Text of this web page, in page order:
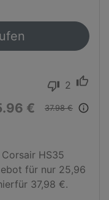
thumb_down 2 thumb_up
€ 37.98 € info_outline
HS35
für nur 25,96
37,98 €.